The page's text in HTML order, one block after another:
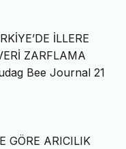
İLLERE
ZARFLAMA
Bee Journal 21
GÖRE ARICILIK